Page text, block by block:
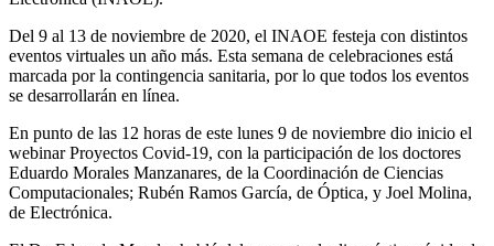
Del 9 al 13 de noviembre de 2020, el INAOE festeja con distintos
eventos virtuales un año más. Esta semana de celebraciones está
marcada por la contingencia sanitaria, por lo que todos los eventos
se desarrollarán en línea.
En punto de las 12 horas de este lunes 9 de noviembre dio inicio el
webinar Proyectos Covid-19, con la participación de los doctores
Eduardo Morales Manzanares, de la Coordinación de Ciencias
Computacionales; Rubén Ramos García, de Óptica, y Joel Molina,
de Electrónica.